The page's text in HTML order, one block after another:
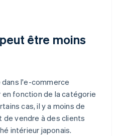
être moins
l'e-commerce
fonction de la catégorie
cas, il y a moins de
vendre à des clients
intérieur japonais.